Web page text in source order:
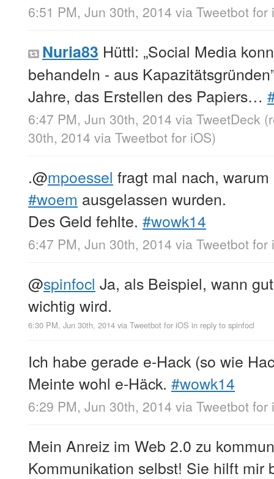
6:51 PM, Jun 30th, 2014 via Tweetbot for
Nuria83 Hüttl: „Social Media
behandeln - aus
Jahre, das Erstellen des Papiers…
6:47 PM, Jun 30th, 2014 via TweetDeck
30th, 2014 via Tweetbot for iΟS)
.@mpoessel fragt mal nach,
#woem ausgelassen wurden.
Des Geld fehlte. #wowk14
6:47 PM, Jun 30th, 2014 via Tweetbot for
@spinfocl Ja, als Beispiel, wann
wichtig wird.
6:30 PM, Jun 30th, 2014 via Tweetbot for iΟS in reply to spinfocl
Ich habe gerade e-Hack (so wie
Meinte wohl e-Häck. #wowk14
6:29 PM, Jun 30th, 2014 via Tweetbot for
Mein Anreiz im Web 2.0 zu
Kommunikation selbst! Sie hilft mir